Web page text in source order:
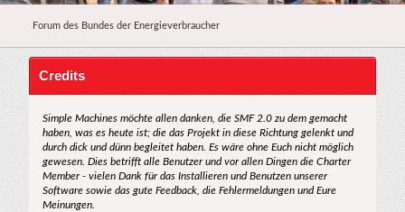
Forum des Bundes der Energieverbraucher
Credits
Simple Machines möchte allen danken, die SMF 2.0 zu dem gemacht
haben, was es heute ist; die das Projekt in diese Richtung gelenkt und
durch dick und dünn begleitet haben. Es wäre ohne Euch nicht möglich
gewesen. Dies betrifft alle Benutzer und vor allen Dingen die Charter
Member - vielen Dank für das Installieren und Benutzen unserer
Software sowie das gute Feedback, die Fehlermeldungen und Eure
Meinungen.